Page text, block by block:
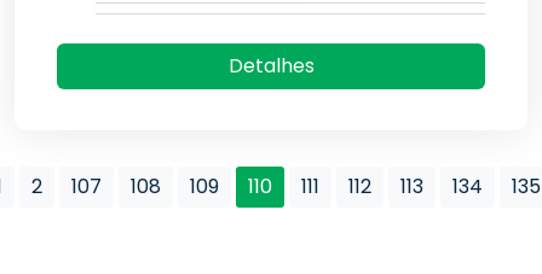
Detalhes
2 107 108 109 110 111 112 113 134 135